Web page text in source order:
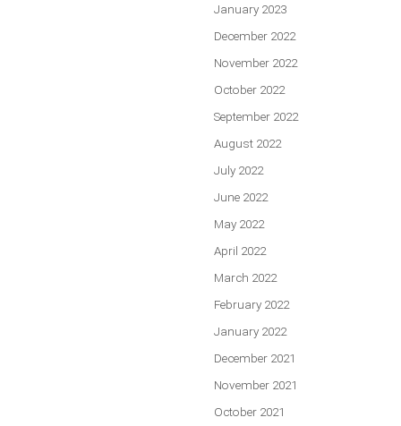
January 2023
December 2022
November 2022
October 2022
September 2022
August 2022
July 2022
June 2022
May 2022
April 2022
March 2022
February 2022
January 2022
December 2021
November 2021
October 2021